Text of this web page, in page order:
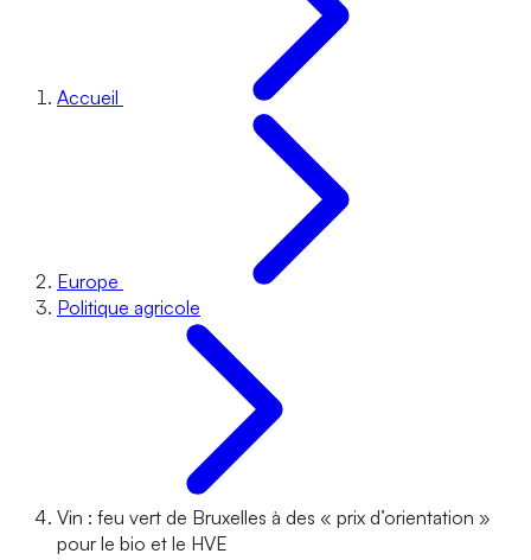
Accueil
Europe
Politique agricole
Vin : feu vert de Bruxelles à des « prix d’orientation »
pour le bio et le HVE